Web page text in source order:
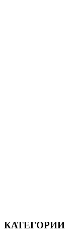
КАТЕГОРИИ